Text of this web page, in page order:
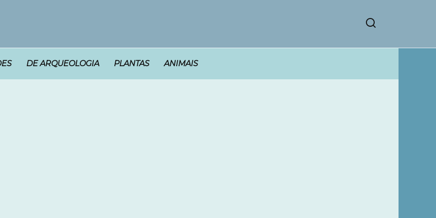
DE ARQUEOLOGIA PLANTAS ANIMAIS